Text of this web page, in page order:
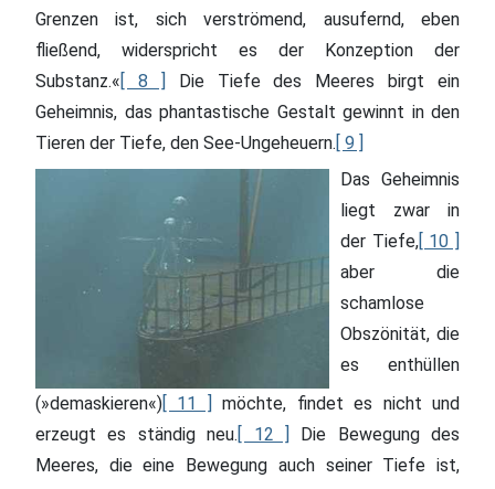
Grenzen ist, sich verströmend, ausufernd, eben
fließend, widerspricht es der Konzeption der
Substanz.«[ 8 ] Die Tiefe des Meeres birgt ein
Geheimnis, das phantastische Gestalt gewinnt in den
Tieren der Tiefe, den See-Ungeheuern.[ 9 ]
Das Geheimnis
liegt zwar in
der Tiefe,[ 10 ]
aber die
schamlose
Obszönität, die
es enthüllen
(»demaskieren«)[ 11 ] möchte, findet es nicht und
erzeugt es ständig neu.[ 12 ] Die Bewegung des
Meeres, die eine Bewegung auch seiner Tiefe ist,